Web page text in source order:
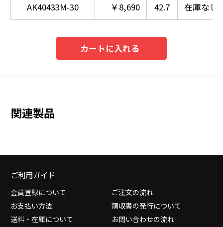
AK40433M-30 ￥8,690 42.7 在庫なし
カートに入れる
関連製品
ご利用ガイド
会員登録について
ご注文の流れ
お支払い方法
領収書の発行について
送料・在庫について
お問い合わせの流れ